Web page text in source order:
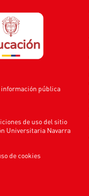
pública
de uso del sitio
Universitaria Navarra
de cookies